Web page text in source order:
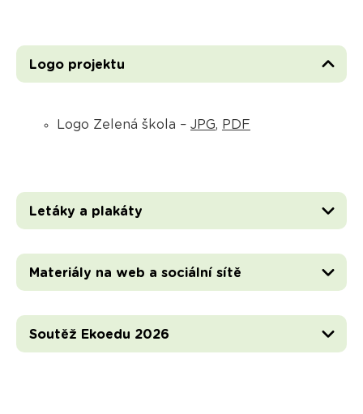
Logo projektu
Logo Zelená škola – JPG, PDF
Letáky a plakáty
Materiály na web a sociální sítě
Soutěž Ekoedu 2026